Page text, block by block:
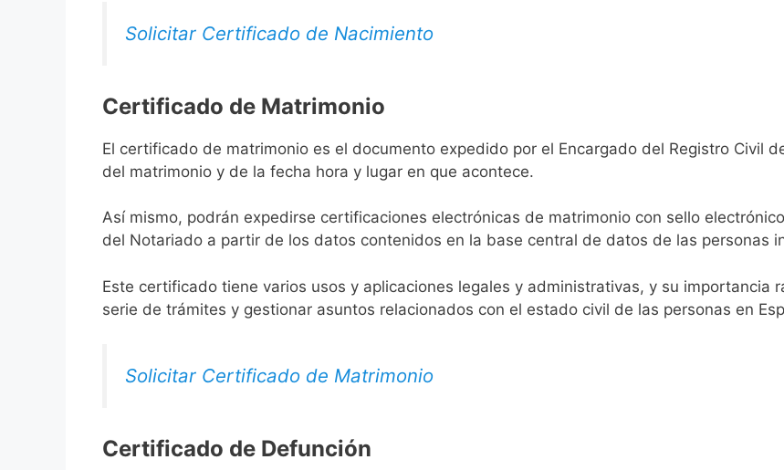
Solicitar Certificado de Nacimiento
Certificado de Matrimonio
El certificado de matrimonio es el documento expedido por el Encargado del Registro Civil
del matrimonio y de la fecha hora y lugar en que acontece.
Así mismo, podrán expedirse certificaciones electrónicas de matrimonio con sello
del Notariado a partir de los datos contenidos en la base central de datos de las personas
Este certificado tiene varios usos y aplicaciones legales y administrativas, y su importancia
serie de trámites y gestionar asuntos relacionados con el estado civil de las personas en
Solicitar Certificado de Matrimonio
Certificado de Defunción